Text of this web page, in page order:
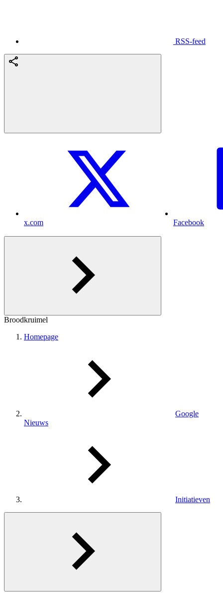
RSS-feed
x.com Facebook
Broodkruimel
Homepage
Google
Nieuws
Initiatieven